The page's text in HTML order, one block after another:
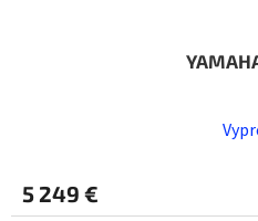
5 249 €